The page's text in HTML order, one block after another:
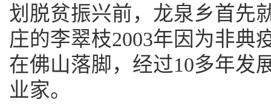
划脱贫振兴前，龙泉乡首先
庄的李翠枝2003年因为非典
在佛山落脚，经过10多年发
业家。